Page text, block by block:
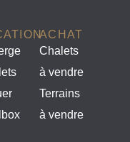
ACHAT
Chalets
à vendre
Terrains
à vendre